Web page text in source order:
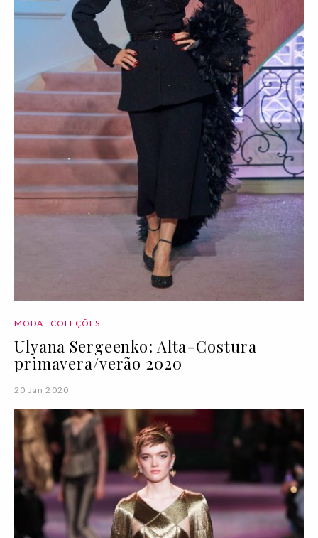
MODA COLEÇÕES
Ulyana Sergeenko: Alta-Costura
primavera/verão 2020
20 Jan 2020